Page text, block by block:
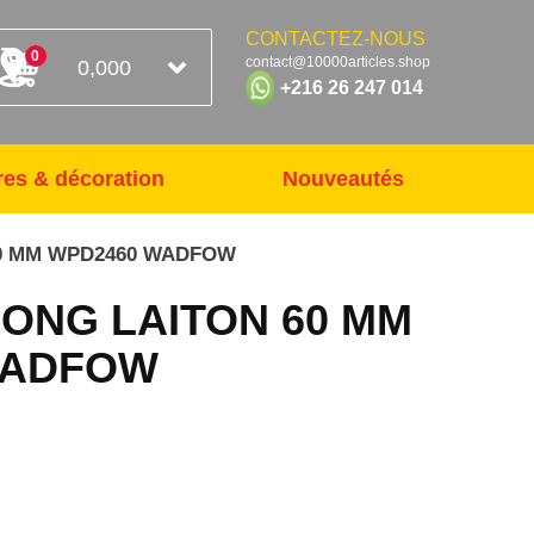
0 0,000
CONTACTEZ-NOUS
contact@10000articles.shop
+216 26 247 014
& décoration Nouveautés
WPD2460 WADFOW
LAITON 60 MM